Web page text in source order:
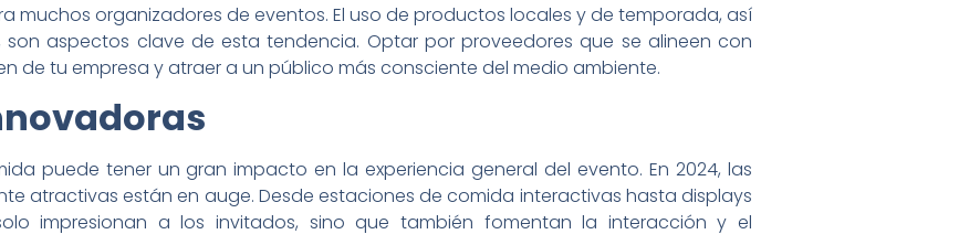
muchos organizadores de eventos. El uso de productos locales y de temporada, así
aspectos clave de esta tendencia. Optar por proveedores que se alineen con
de tu empresa y atraer a un público más consciente del medio ambiente.
puede tener un gran impacto en la experiencia general del evento. En 2024, las
atractivas están en auge. Desde estaciones de comida interactivas hasta displays
impresionan a los invitados, sino que también fomentan la interacción y el